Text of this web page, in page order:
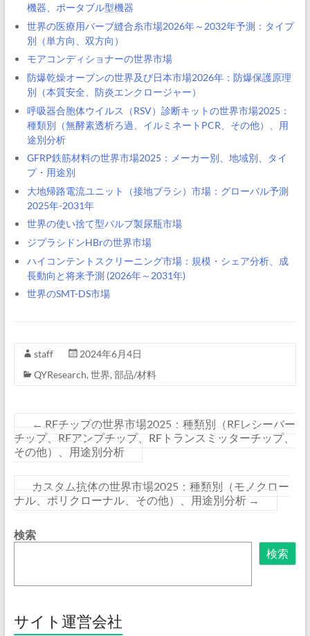
機器、ポータブル型機器
世界の医療用バーブ縫合糸市場2026年～2032年予測：タイプ
別（単方向、双方向）
モアコンディショナーの世界市場
防爆乾燥オーブンの世界及び日本市場2026年：防爆保護原理
別（本質安全、防炎エンクロージャー）
呼吸器合胞体ウイルス（RSV）診断キットの世界市場2025：
種類別（無酵素透析ろ過、イルミネートPCR、その他）、用
途別分析
GFRP鉄筋材料の世界市場2025：メーカー別、地域別、タイ
プ・用途別
大地帰路電流ユニット（接地ブラシ）市場：グローバル予測
2025年-2031年
世界の使い捨て型パルプ製尿瓶市場
ジプラシドンHBrの世界市場
ハイコンテントスクリーニング市場：規模・シェア分析、成
長動向と将来予測 (2026年～2031年)
世界のSMT-DS市場
staff
2024年6月4日
QYResearch, 世界, 部品/材料
← RFチップの世界市場2025：種類別（RFレシーバー
チップ、RFアンプチップ、RFトランスミッターチップ、
その他）、用途別分析
カスタム抗体の世界市場2025：種類別（モノクロー
ナル、ポリクローナル、その他）、用途別分析 →
検索
検索
サイト運営会社